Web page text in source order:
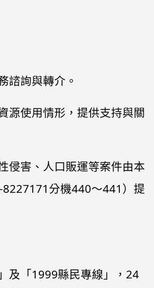
諮詢與轉介。
源使用情形，提供支持與關
侵害、人口販運等案件由本
分機440～441）提
及「1999縣民專線」，24